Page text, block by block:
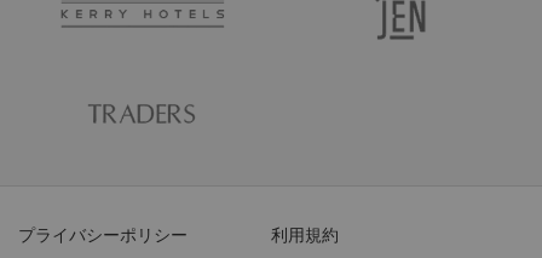
プライバシーポリシー 利用規約